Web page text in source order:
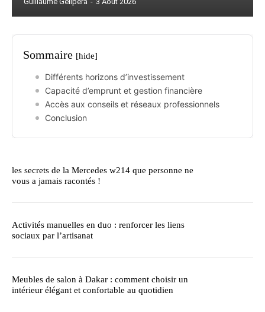
Sommaire [hide]
Différents horizons d’investissement
Capacité d’emprunt et gestion financière
Accès aux conseils et réseaux professionnels
Conclusion
les secrets de la Mercedes w214 que personne ne
vous a jamais racontés !
Activités manuelles en duo : renforcer les liens
sociaux par l’artisanat
Meubles de salon à Dakar : comment choisir un
intérieur élégant et confortable au quotidien